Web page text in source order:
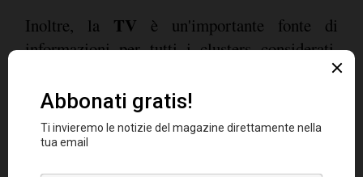
Inoltre, la TV è un'importante fonte di
informazioni per tutti i clusters considerati.
Sempre la ricerca del gruppo Initiative mostra
che i millennials usano i loro smartphone per
semplificare gli acquisti alimentari, nello
specifico gli Online Lovers e i Liquid